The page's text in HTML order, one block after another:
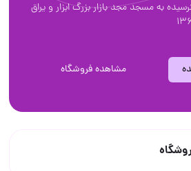
به مسجد مجد بازار بزرگ ابزار و یراق
مشاهده فروشگاه